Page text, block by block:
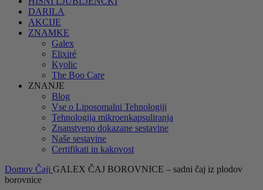
DARILA
AKCIJE
ZNAMKE
Galex
Elixiré
Kyolic
The Boo Care
ZNANJE
Blog
Vse o Liposomalni Tehnologiji
Tehnologija mikroenkapsuliranja
Znanstveno dokazane sestavine
Naše sestavine
Certifikati in kakovost
Domov Čaji GALEX ČAJ BOROVNICE – sadni čaj iz plodov
borovnice